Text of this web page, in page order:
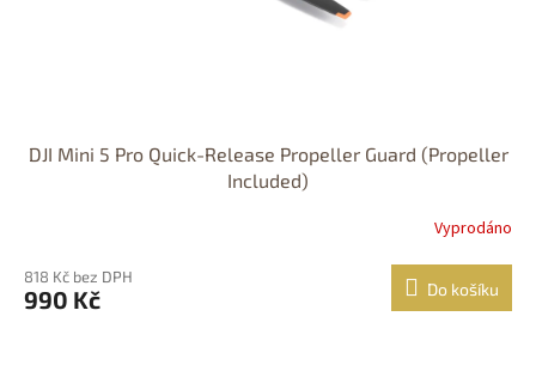
DJI Mini 5 Pro Quick-Release Propeller Guard (Propeller
Included)
Vyprodáno
818 Kč bez DPH
990 Kč Do košíku